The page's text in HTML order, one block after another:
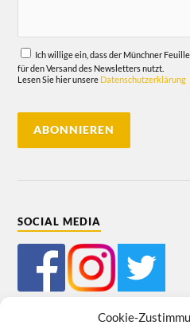
Cookie-
Ich willige ein, dass der Münchner
für den Versand des Newsletters nutzt.
Lesen Sie hier unsere Datenschutzerklärung
SOCIAL MEDIA